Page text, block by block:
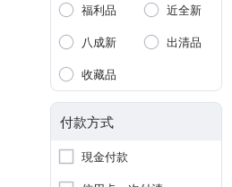
福利品
近全新
八成新
出清品
收藏品
付款方式
現金付款